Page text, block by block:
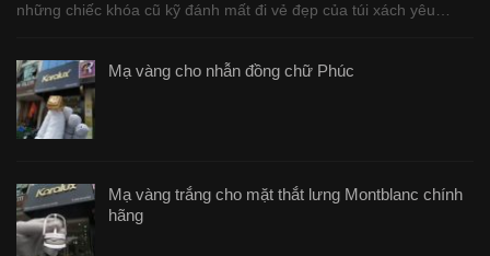
những chiếc khóa cũ kỹ đánh mất đi vẻ đẹp của túi xách yêu…
Mạ vàng cho nhẫn đồng chữ Phúc
Mạ vàng trắng cho mặt thắt lưng Montblanc chính
hãng